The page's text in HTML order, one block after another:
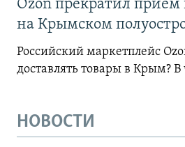
Ozon прекратил прием
на Крымском
Российский маркетплейс
доставлять товары в Крым?
НОВОСТИ